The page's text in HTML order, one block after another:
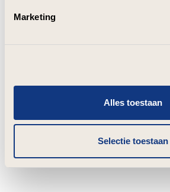
Marketing
Alles toestaan
Selectie toestaan